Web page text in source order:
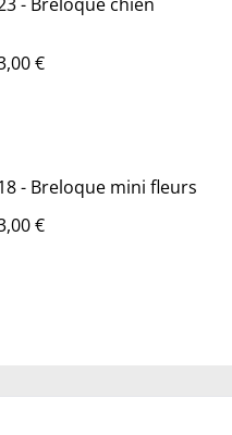
€
- Breloque mini fleurs
€